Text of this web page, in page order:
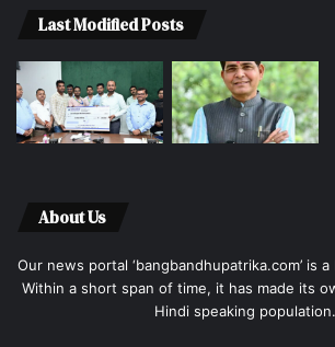
Last Modified Posts
About Us
Our news portal ‘bangbandhupatrika.com’ is
Within a short span of time, it has made its
Hindi speaking population.